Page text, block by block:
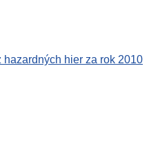
hier za rok 2010